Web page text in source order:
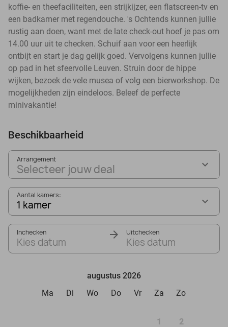
koffie- en theefaciliteiten, een strijkijzer, een flatscreen-tv en
een badkamer met regendouche. 's Ochtends kunnen jullie
rustig aan doen, want met de late check-out hoef je pas om
14.00 uur uit te checken. Schuif aan voor een heerlijk
ontbijt en start je dag gelijk goed. Vervolgens kunnen jullie
op pad in het sfeervolle Leuven. Struin door de hippe
wijken, bezoek de vele musea of volg een bierworkshop. De
mogelijkheden zijn eindeloos. Beleef de perfecte
minivakantie!
Beschikbaarheid
Arrangement
Selecteer jouw deal
Aantal kamers:
1 kamer
Inchecken
Kies datum
Uitchecken
Kies datum
augustus 2026
Ma
Di Wo Do Vr Za Zo
1 2